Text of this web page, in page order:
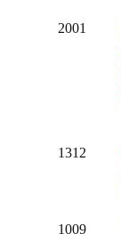
2001
1312
1009